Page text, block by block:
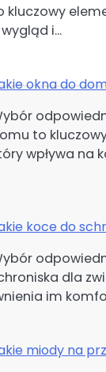
kluczowy
i…
okna do
to
wpływa na
koce do
dla
im
miody na